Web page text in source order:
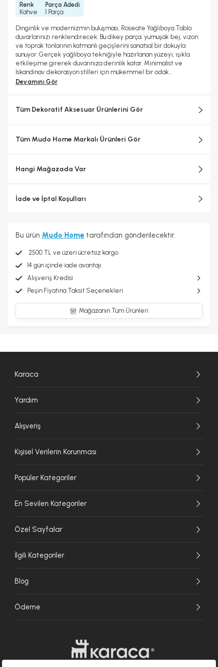
Renk
Kahve
Parça Adedi
1 Parça
Dinginlik ve modernizmin buluşması, Roseate Yağlıboya Tablo
duvarlarınızı renklendirecek. Bu dikey parça; yumuşak bej, vizon
ve toprak tonlarının katmanlı geçişlerini sanatsal bir dokuyla
sunuyor. Gerçek yağlıboya tekniğiyle hazırlanan yüzeyi, ışıkla
etkileşime girerek duvarınıza derinlik katar. Minimalist ve
İskandinav dekorasyon stilleri için mükemmel bir odak
noktasıdır.%100 Akrilik
Devamını Gör
Tüm Dekoratif Aksesuar Ürünlerini Gör
Tüm Mudo Home Markalı Ürünleri Gör
Hangi Mağazada Var
İade ve İptal Koşulları
Bu ürün Mudo Home tarafından gönderilecektir.
2500 TL ve üzeri ücretsiz kargo
14 gün içinde iade avantajı
Alışveriş Kredisi
Peşin Fiyatına Taksit Seçenekleri
Mağazanın Tüm Ürünleri
Karaca
Yardım
Alışveriş
Kişisel Verilerin Korunması
Popüler Kategoriler
En Sevilen Kategoriler
Özel Sayfalar
İlgili Kategoriler
Blog
Ödeme